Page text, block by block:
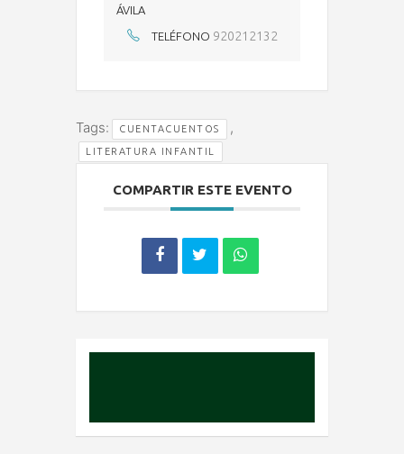
ÁVILA
TELÉFONO 920212132
Tags: CUENTACUENTOS ,
LITERATURA INFANTIL
COMPARTIR ESTE EVENTO